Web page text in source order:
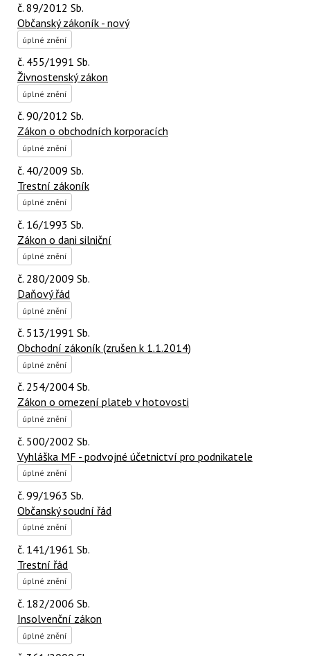
č. 89/2012 Sb.
Občanský zákoník - nový
úplné znění
č. 455/1991 Sb.
Živnostenský zákon
úplné znění
č. 90/2012 Sb.
Zákon o obchodních korporacích
úplné znění
č. 40/2009 Sb.
Trestní zákoník
úplné znění
č. 16/1993 Sb.
Zákon o dani silniční
úplné znění
č. 280/2009 Sb.
Daňový řád
úplné znění
č. 513/1991 Sb.
Obchodní zákoník (zrušen k 1.1.2014)
úplné znění
č. 254/2004 Sb.
Zákon o omezení plateb v hotovosti
úplné znění
č. 500/2002 Sb.
Vyhláška MF - podvojné účetnictví pro podnikatele
úplné znění
č. 99/1963 Sb.
Občanský soudní řád
úplné znění
č. 141/1961 Sb.
Trestní řád
úplné znění
č. 182/2006 Sb.
Insolvenční zákon
úplné znění